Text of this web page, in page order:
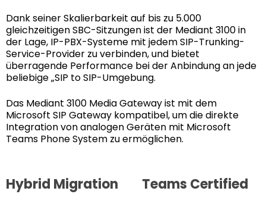
Dank seiner Skalierbarkeit auf bis zu 5.000
gleichzeitigen SBC-Sitzungen ist der Mediant 3100 in
der Lage, IP-PBX-Systeme mit jedem SIP-Trunking-
Service-Provider zu verbinden, und bietet
überragende Performance bei der Anbindung an jede
beliebige „SIP to SIP-Umgebung.
Das Mediant 3100 Media Gateway ist mit dem
Microsoft SIP Gateway kompatibel, um die direkte
Integration von analogen Geräten mit Microsoft
Teams Phone System zu ermöglichen.
Hybrid Migration Teams Certified